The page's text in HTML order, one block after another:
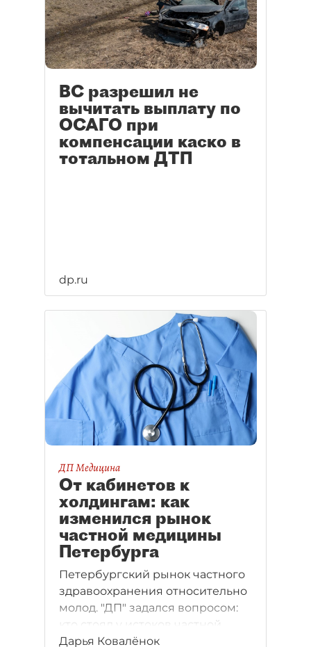
ВС разрешил не
вычитать выплату по
ОСАГО при
компенсации каско в
тотальном ДТП
dp.ru
ДП Медицина
От кабинетов к
холдингам: как
изменился рынок
частной медицины
Петербурга
Петербургский рынок частного
здравоохранения относительно
молод. "ДП" задался вопросом:
кто стоял у истоков частной
медицины и сегодня оказывает
Дарья Ковалёнок